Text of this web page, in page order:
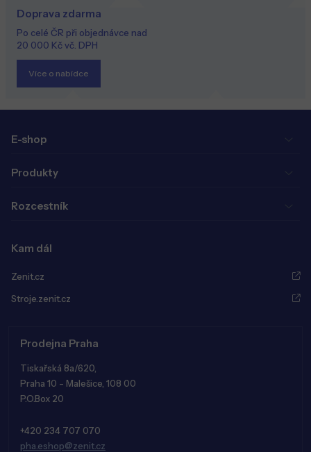
Doprava zdarma
Po celé ČR při objednávce nad
20 000 Kč vč. DPH
Více o nabídce
E-shop
Produkty
Rozcestník
Kam dál
Zenit.cz
Stroje.zenit.cz
Prodejna Praha
Tiskařská 8a/620,
Praha 10 - Malešice, 108 00
P.O.Box 20
+420 234 707 070
pha.eshop@zenit.cz